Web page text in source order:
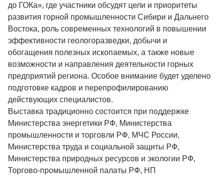
до ГОКа», где участники обсудят цели и приоритеты
развития горной промышленности Сибири и Дальнего
Востока, роль современных технологий в повышении
эффективности геологоразведки, добычи и
обогащения полезных ископаемых, а также новые
возможности и направления деятельности горных
предприятий региона. Особое внимание будет уделено
подготовке кадров и перепрофилированию
действующих специалистов.
Выставка традиционно состоится при поддержке
Министерства энергетики РФ, Министерства
промышленности и торговли РФ, МЧС России,
Министерства труда и социальной защиты РФ,
Министерства природных ресурсов и экологии РФ,
Торгово-промышленной палаты РФ, НП